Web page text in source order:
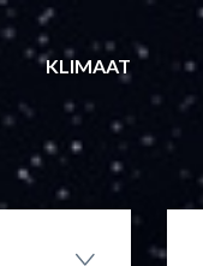
KLIMAAT